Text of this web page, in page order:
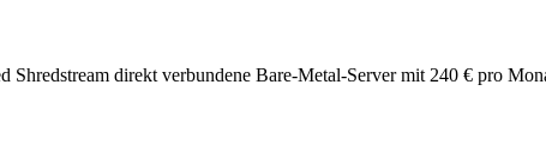
Shredstream direkt verbundene Bare-Metal-Server mit 240 € pro